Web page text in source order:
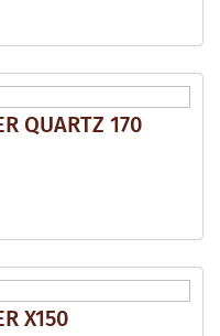
QUARTZ 170
X150